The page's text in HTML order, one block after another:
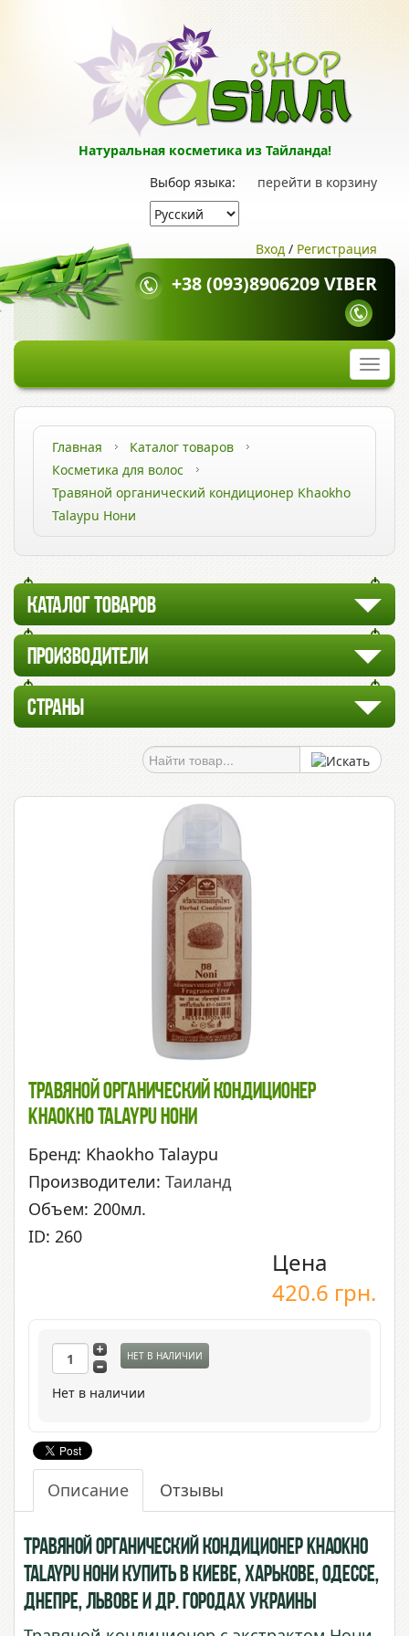
Натуральная косметика из Тайланда!
перейти в корзину
Выбор языка:
Вход / Регистрация
+38 (093)8906209 VIBER
Главная
Каталог товаров
Косметика для волос
Травяной органический кондиционер Khaokho
Talaypu Нони
КАТАЛОГ ТОВАРОВ
ПРОИЗВОДИТЕЛИ
СТРАНЫ
Травяной Органический Кондиционер
Khaokho Talaypu Нони
Бренд: Khaokho Talaypu
Производители: Таиланд
Объем: 200мл.
ID: 260
Цена
420.6 грн.
НЕТ В НАЛИЧИИ
Нет в наличии
Описание Отзывы
Травяной органический кондиционер Khaokho
Talaypu Нони купить в Киеве, Харькове, Одессе,
Днепре, Львове и др. городах Украины